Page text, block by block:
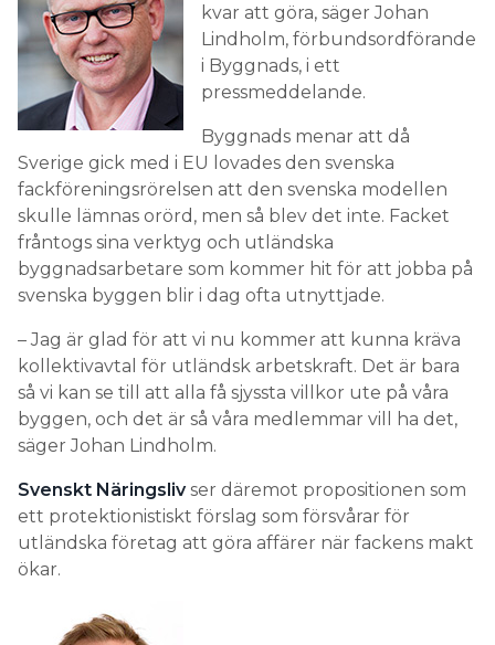
kvar att göra, säger Johan
Lindholm, förbundsordförande
i Byggnads, i ett
pressmeddelande.
Byggnads menar att då
Sverige gick med i EU lovades den svenska
fackföreningsrörelsen att den svenska modellen
skulle lämnas orörd, men så blev det inte. Facket
fråntogs sina verktyg och utländska
byggnadsarbetare som kommer hit för att jobba på
svenska byggen blir i dag ofta utnyttjade.
– Jag är glad för att vi nu kommer att kunna kräva
kollektivavtal för utländsk arbetskraft. Det är bara
så vi kan se till att alla få sjyssta villkor ute på våra
byggen, och det är så våra medlemmar vill ha det,
säger Johan Lindholm.
Svenskt Näringslivser däremot propositionen som
ett protektionistiskt förslag som försvårar för
utländska företag att göra affärer när fackens makt
ökar.